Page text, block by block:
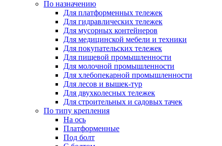
По назначению
Для платформенных тележек
Для гидравлических тележек
Для мусорных контейнеров
Для медицинской мебели и техники
Для покупательских тележек
Для пищевой промышленности
Для молочной промышленности
Для хлебопекарной промышленности
Для лесов и вышек-тур
Для двухколесных тележек
Для строительных и садовых тачек
По типу крепления
На ось
Платформенные
Под болт